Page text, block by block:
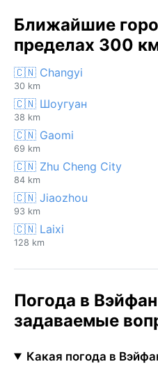
Ближайшие
пределах 300
🇨🇳 Changyi
30 km
🇨🇳 Шоугуан
38 km
🇨🇳 Gaomi
69 km
🇨🇳 Zhu Cheng City
84 km
🇨🇳 Jiaozhou
93 km
🇨🇳 Laixi
128 km
Погода в
задаваемые
Какая погода в